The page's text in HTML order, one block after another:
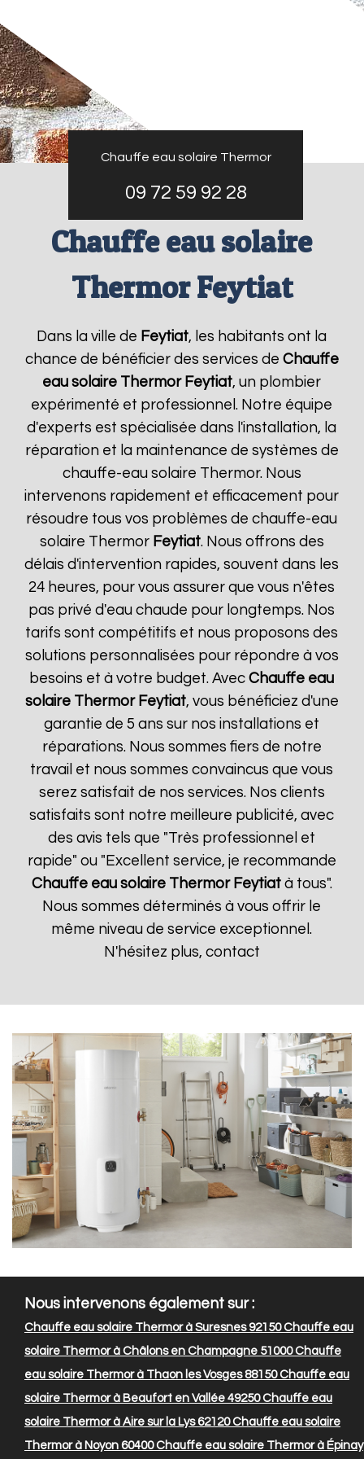
Chauffe eau solaire Thermor
09 72 59 92 28
Chauffe eau solaire
Thermor Feytiat
Dans la ville de Feytiat, les habitants ont la
chance de bénéficier des services de Chauffe
eau solaire Thermor Feytiat, un plombier
expérimenté et professionnel. Notre équipe
d'experts est spécialisée dans l'installation, la
réparation et la maintenance de systèmes de
chauffe-eau solaire Thermor. Nous
intervenons rapidement et efficacement pour
résoudre tous vos problèmes de chauffe-eau
solaire Thermor Feytiat. Nous offrons des
délais d'intervention rapides, souvent dans les
24 heures, pour vous assurer que vous n'êtes
pas privé d'eau chaude pour longtemps. Nos
tarifs sont compétitifs et nous proposons des
solutions personnalisées pour répondre à vos
besoins et à votre budget. AvecChauffe eau
solaire Thermor Feytiat, vous bénéficiez d'une
garantie de 5 ans sur nos installations et
réparations. Nous sommes fiers de notre
travail et nous sommes convaincus que vous
serez satisfait de nos services. Nos clients
satisfaits sont notre meilleure publicité, avec
des avis tels que "Très professionnel et
rapide" ou "Excellent service, je recommande
Chauffe eau solaire Thermor Feytiatà tous".
Nous sommes déterminés à vous offrir le
même niveau de service exceptionnel.
N'hésitez plus, contact
Nous intervenons également sur :
Chauffe eau solaire Thermor à Suresnes 92150Chauffe eau
solaire Thermor à Châlons en Champagne 51000Chauffe
eau solaire Thermor à Thaon les Vosges 88150Chauffe eau
solaire Thermor à Beaufort en Vallée 49250Chauffe eau
solaire Thermor à Aire sur la Lys 62120Chauffe eau solaire
Thermor à Noyon 60400Chauffe eau solaire Thermor à Épinay